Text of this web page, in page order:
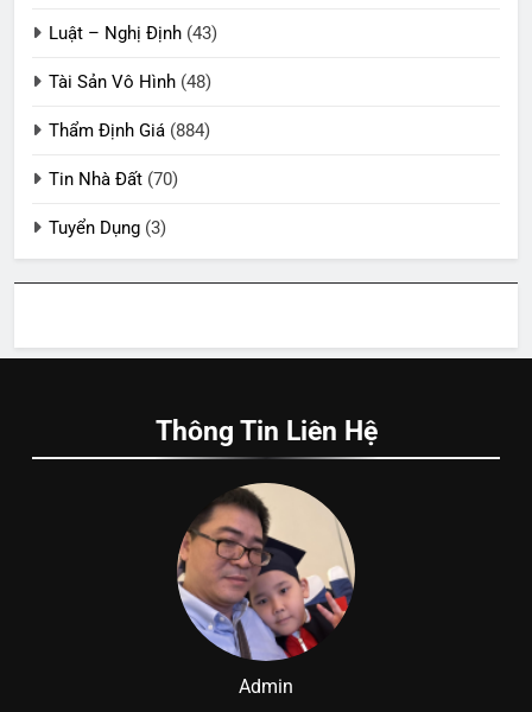
Luật – Nghị Định (43)
Tài Sản Vô Hình (48)
Thẩm Định Giá (884)
Tin Nhà Đất (70)
Tuyển Dụng (3)
Thông Tin Liên Hệ
Admin